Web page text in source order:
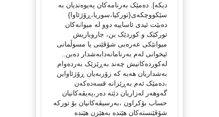
دیکە]. دەمێک بەرنامەکان پەیوەندیان بە
سێکووچکەی{تورکیا،سوریا،ڕۆژئاوا}
دەبێت ئیدی ئاساییە دوو لە میوانەکان
تورکێک و کوردێک بن، جاروباریش
میوانێکی عەرەبی شۆڤێنی یا مسوڵمانی
ئیخوانی لەم بەرنامانەدابەشدار دەبن..
لەکوردەکانیش چەند بەڕێزێک بەردەوام
بەشداریان هەیە کە زۆربەیان ڕۆژئاواین
،دەمێک ئەم بەڕێزانە قسەدەکەن
گەوهەر لەزاریان دێتە دەر،پەیڤەکانیان
حساب بۆکراون ،بەرسیڤەکانیان بۆ تورکە
شۆڤێنستەکان هێندە بەهێزن هێندە